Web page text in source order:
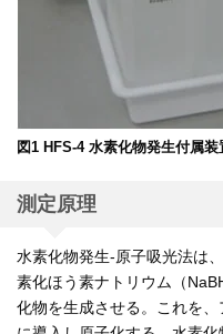
図1 HFS-4 水素化物発生付属装
測定原理
水素化物発生-原子吸光法は
素化ほう素ナトリウム（
化物を生成させる。これを